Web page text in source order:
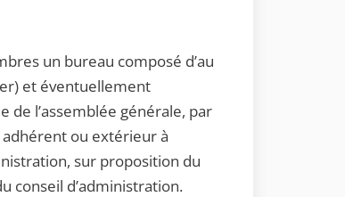
un bureau composé d’au
et éventuellement
de l’assemblée générale, par
adhérent ou extérieur à
sur proposition du
conseil d’administration.